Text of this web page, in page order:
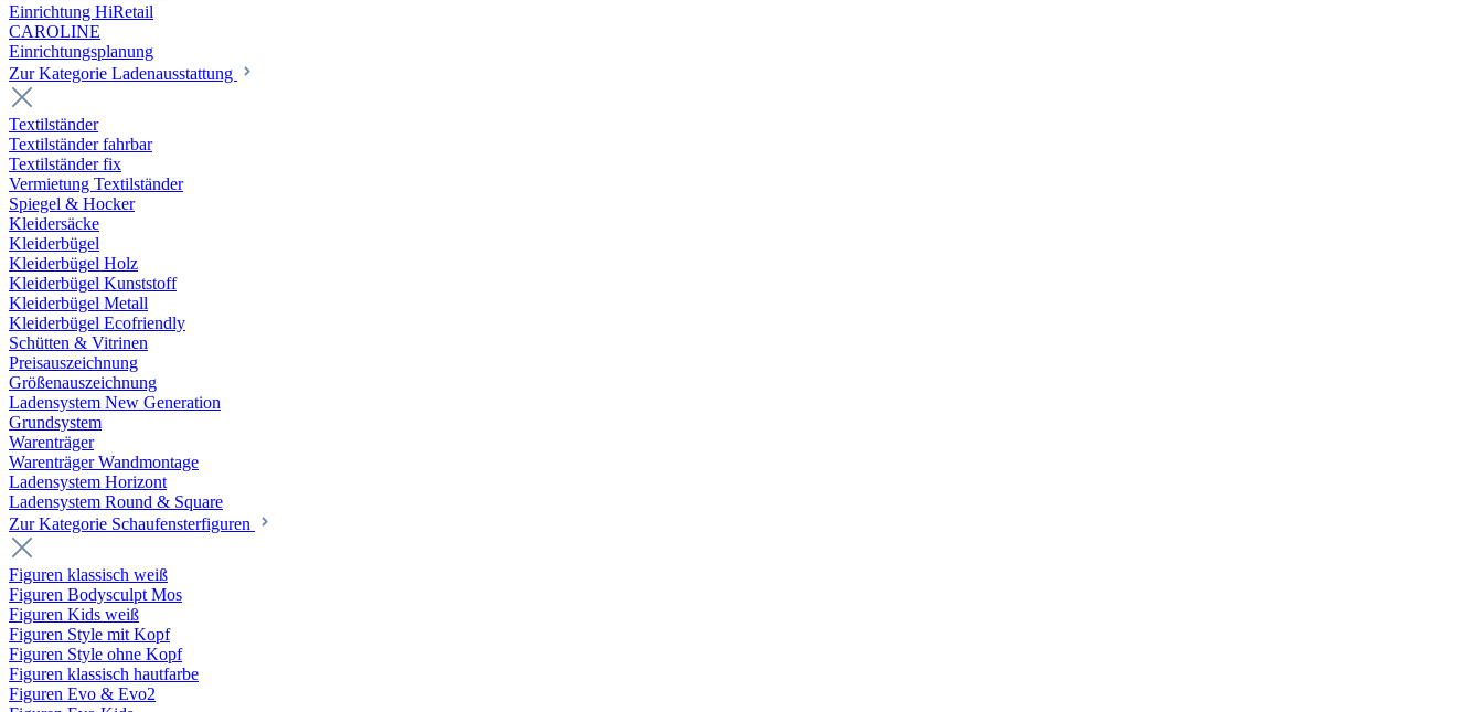
Einrichtung HiRetail
CAROLINE
Einrichtungsplanung
Zur Kategorie Laden­ausstattung
Textilständer
Textilständer fahrbar
Textilständer fix
Vermietung Textilständer
Spiegel & Hocker
Kleidersäcke
Kleiderbügel
Kleiderbügel Holz
Kleiderbügel Kunststoff
Kleiderbügel Metall
Kleiderbügel Ecofriendly
Schütten & Vitrinen
Preisauszeichnung
Größenauszeichnung
Ladensystem New Generation
Grundsystem
Warenträger
Warenträger Wandmontage
Ladensystem Horizont
Ladensystem Round & Square
Zur Kategorie Schaufenster­figuren
Figuren klassisch weiß
Figuren Bodysculpt Mos
Figuren Kids weiß
Figuren Style mit Kopf
Figuren Style ohne Kopf
Figuren klassisch hautfarbe
Figuren Evo & Evo2